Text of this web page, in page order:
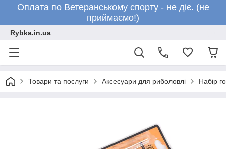
Оплата по Ветеранському спорту - не діє. (не
приймаємо!)
Rybka.in.ua
Товари та послуги Аксесуари для риболовлі Набір